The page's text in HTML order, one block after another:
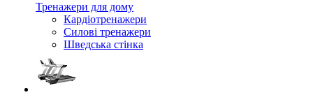
Тренажери для дому
Кардіотренажери
Силові тренажери
Шведська стінка